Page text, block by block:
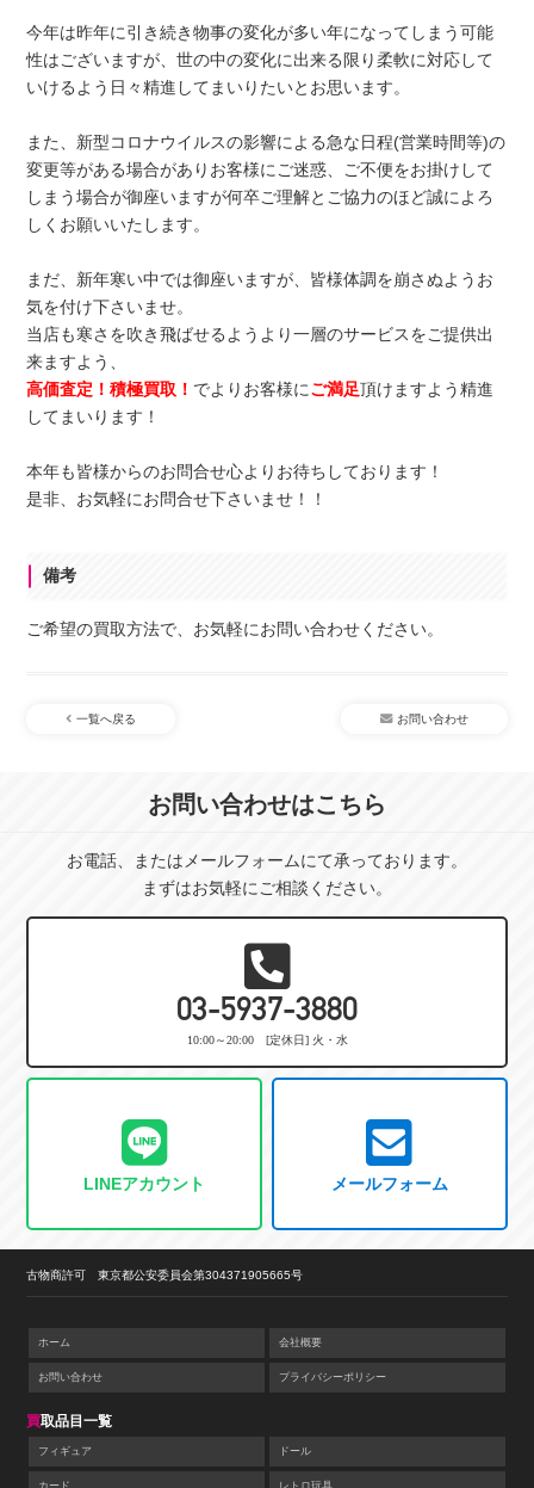
今年は昨年に引き続き物事の変化が多い年になってしまう可能
性はございますが、世の中の変化に出来る限り柔軟に対応して
いけるよう日々精進してまいりたいとお思います。
また、新型コロナウイルスの影響による急な日程(営業時間等)の
変更等がある場合がありお客様にご迷惑、ご不便をお掛けして
しまう場合が御座いますが何卒ご理解とご協力のほど誠によろ
しくお願いいたします。
まだ、新年寒い中では御座いますが、皆様体調を崩さぬようお
気を付け下さいませ。
当店も寒さを吹き飛ばせるようより一層のサービスをご提供出
来ますよう、
高価査定！積極買取！ でよりお客様にご満足頂けますよう精進
してまいります！
本年も皆様からのお問合せ心よりお待ちしております！
是非、お気軽にお問合せ下さいませ！！
備考
ご希望の買取方法で、お気軽にお問い合わせください。
一覧へ戻る お問い合わせ
お問い合わせはこちら
お電話、またはメールフォームにて承っております。
まずはお気軽にご相談ください。
03-5937-3880
10:00～20:00 [定休日] 火・水
LINEアカウント メールフォーム
古物商許可 東京都公安委員会第304371905665号
ホーム 会社概要
お問い合わせ プライバシーポリシー
買取品目一覧
フィギュア ドール